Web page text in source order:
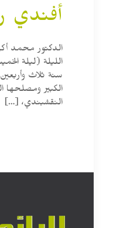
أفندي
الدكتور محمد
الليلة (ليلة
سنة ثلاث وأربعين
الكبير ومصلحها
النقشبندي، […]